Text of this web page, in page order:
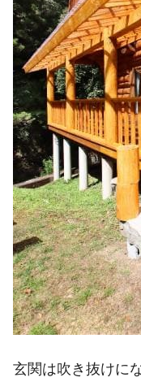
玄関は吹き抜けに